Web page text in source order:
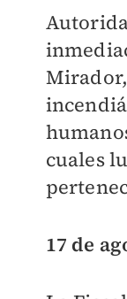
cuales
17 de